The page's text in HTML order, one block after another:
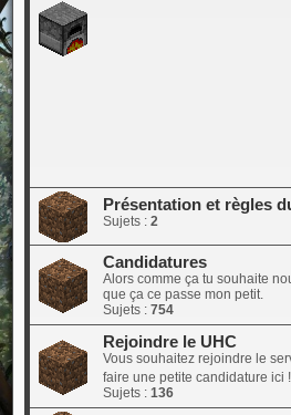
Présentation et règles
Sujets : 2
Candidatures
Alors comme ça tu souhaite
que ça ce passe mon petit.
Sujets : 754
Rejoindre le UHC
Vous souhaitez rejoindre le
faire une petite candidature ici !
Sujets : 136